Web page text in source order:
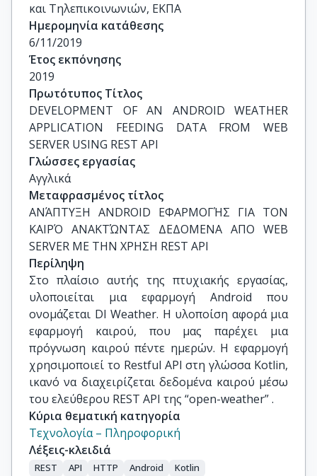
και Τηλεπικοινωνιών, ΕΚΠΑ
Ημερομηνία κατάθεσης
6/11/2019
Έτος εκπόνησης
2019
Πρωτότυπος Τίτλος
DEVELOPMENT OF AN ANDROID WEATHER
APPLICATION FEEDING DATA FROM WEB
SERVER USING REST API
Γλώσσες εργασίας
Αγγλικά
Μεταφρασμένος τίτλος
ΑΝΆΠΤΥΞΗ ANDROID ΕΦΑΡΜΟΓΉΣ ΓΙΑ ΤΟΝ
ΚΑΙΡΌ ΑΝΑΚΤΏΝΤΑΣ ΔΕΔΟΜΕΝΑ ΑΠΟ WEB
SERVER ΜΕ ΤΗΝ ΧΡΗΣΗ REST API
Περίληψη
Στο πλαίσιο αυτής της πτυχιακής εργασίας,
υλοποιείται μια εφαρμογή Android που
ονομάζεται DI Weather. Η υλοποίση αφορά μια
εφαρμογή καιρού, που μας παρέχει μια
πρόγνωση καιρού πέντε ημερών. Η εφαρμογή
χρησιμοποιεί το Restful API στη γλώσσα Kotlin,
ικανό να διαχειρίζεται δεδομένα καιρού μέσω
του ελεύθερου REST API της “open-weather” .
Κύρια θεματική κατηγορία
Τεχνολογία – Πληροφορική
Λέξεις-κλειδιά
REST API HTTP Android Kotlin